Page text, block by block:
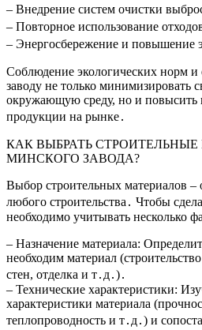
– Внедрение систем очистки
– Повторное использование
– Энергосбережение и повышение
Соблюдение экологических норм и
заводу не только минимизировать
окружающую среду, но и повысить
продукции на рынке․
КАК ВЫБРАТЬ
МИНСКОГО ЗАВОДА?
Выбор строительных материалов –
любого строительства․ Чтобы
необходимо учитывать несколько
– Назначение материала:
необходим материал
стен, отделка и т․д․)․
– Технические характеристики:
характеристики материала
теплопроводность и т․д․) и